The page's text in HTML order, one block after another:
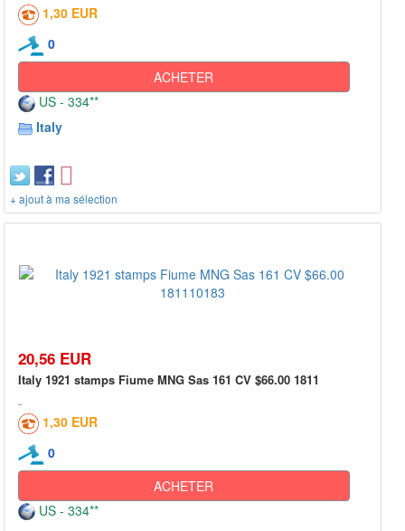
1,30 EUR
0
ACHETER
US - 334**
Italy
+ ajout à ma sélection
20,56 EUR
Italy 1921 stamps Fiume MNG Sas 161 CV $66.00 1811
1,30 EUR
0
ACHETER
US - 334**